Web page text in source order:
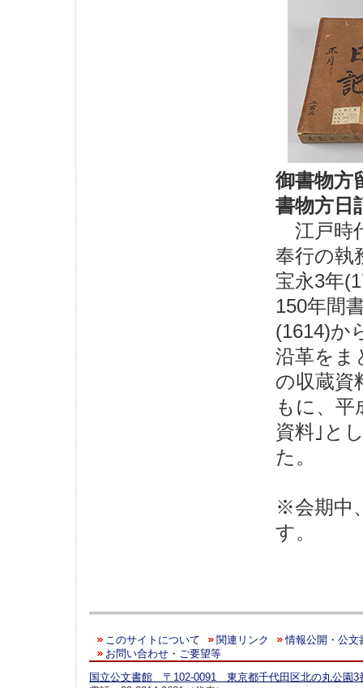
御書物方
書物方日
江戸時
奉行の執
宝永3年
150年間
(1614)か
沿革をま
の収蔵資
もに、平
資料｣と
た。
※会期中
す。
このサイトについて 関連リンク
情報公開・公文
お問い合わせ・ご要望等
国立公文書館 〒102-0091 東京都千代田区北の丸公園3